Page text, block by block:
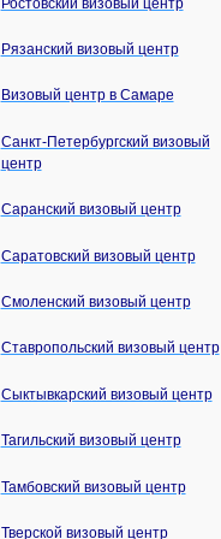
Рязанский визовый центр
Визовый центр в Самаре
Санкт-Петербургский визовый
центр
Саранский визовый центр
Саратовский визовый центр
Смоленский визовый центр
Ставропольский визовый центр
Сыктывкарский визовый центр
Тагильский визовый центр
Тамбовский визовый центр
Тверской визовый центр